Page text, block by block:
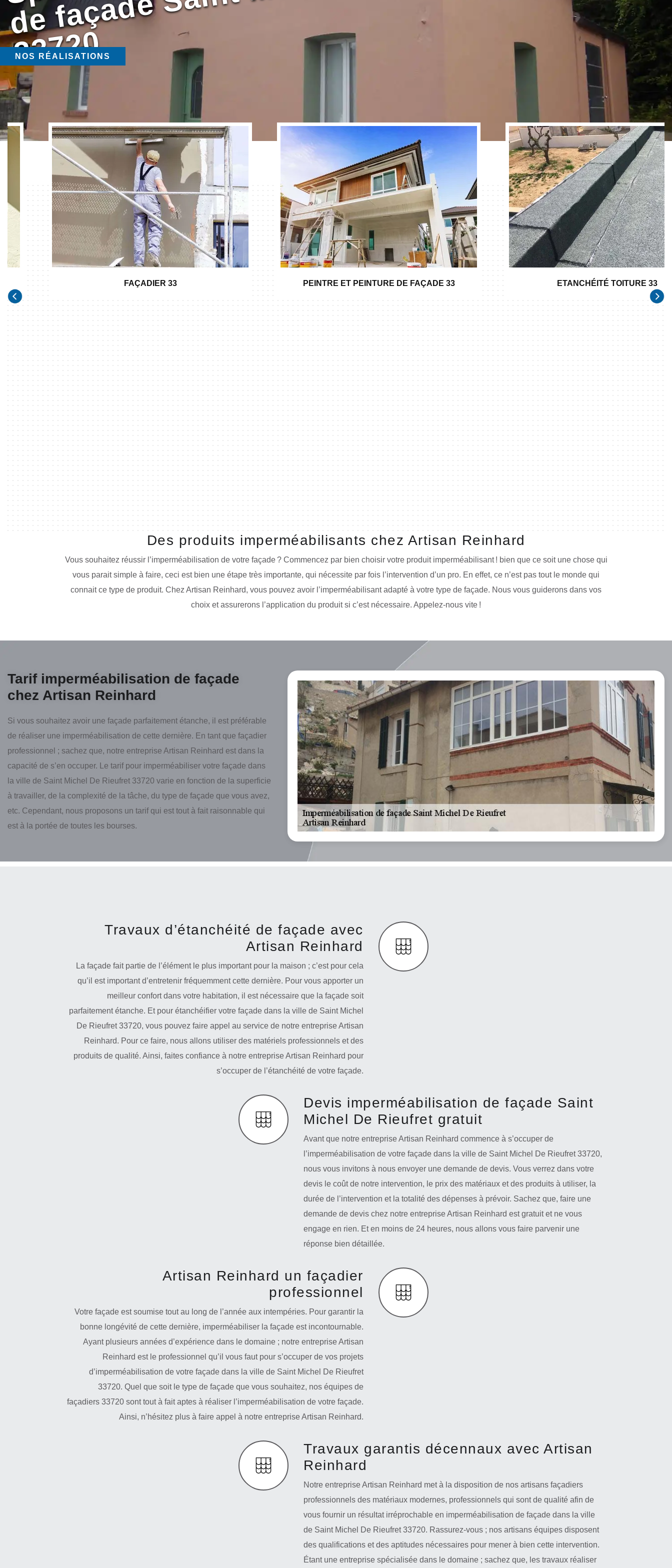
0
NOS RÉALISATIONS
FAÇADIER 33 PEINTRE ET PEINTURE DE FAÇADE 33 ETANCHÉITÉ TOITURE 33
Des produits imperméabilisants chez Artisan Reinhard
Vous souhaitez réussir l’imperméabilisation de votre façade ? Commencez par bien choisir votre produit imperméabilisant ! bien que ce soit une chose qui
vous parait simple à faire, ceci est bien une étape très importante, qui nécessite par fois l’intervention d’un pro. En effet, ce n’est pas tout le monde qui
connait ce type de produit. Chez Artisan Reinhard, vous pouvez avoir l’imperméabilisant adapté à votre type de façade. Nous vous guiderons dans vos
choix et assurerons l’application du produit si c’est nécessaire. Appelez-nous vite !
Tarif imperméabilisation de façade
chez Artisan Reinhard
Si vous souhaitez avoir une façade parfaitement étanche, il est préférable
de réaliser une imperméabilisation de cette dernière. En tant que façadier
professionnel ; sachez que, notre entreprise Artisan Reinhard est dans la
capacité de s’en occuper. Le tarif pour imperméabiliser votre façade dans
la ville de Saint Michel De Rieufret 33720 varie en fonction de la superficie
à travailler, de la complexité de la tâche, du type de façade que vous avez,
etc. Cependant, nous proposons un tarif qui est tout à fait raisonnable qui
est à la portée de toutes les bourses.
Travaux d’étanchéité de façade avec
Artisan Reinhard
La façade fait partie de l’élément le plus important pour la maison ; c’est pour cela
qu’il est important d’entretenir fréquemment cette dernière. Pour vous apporter un
meilleur confort dans votre habitation, il est nécessaire que la façade soit
parfaitement étanche. Et pour étanchéifier votre façade dans la ville de Saint Michel
De Rieufret 33720, vous pouvez faire appel au service de notre entreprise Artisan
Reinhard. Pour ce faire, nous allons utiliser des matériels professionnels et des
produits de qualité. Ainsi, faites confiance à notre entreprise Artisan Reinhard pour
s’occuper de l’étanchéité de votre façade.
Devis imperméabilisation de façade Saint
Michel De Rieufret gratuit
Avant que notre entreprise Artisan Reinhard commence à s’occuper de
l’imperméabilisation de votre façade dans la ville de Saint Michel De Rieufret 33720,
nous vous invitons à nous envoyer une demande de devis. Vous verrez dans votre
devis le coût de notre intervention, le prix des matériaux et des produits à utiliser, la
durée de l’intervention et la totalité des dépenses à prévoir. Sachez que, faire une
demande de devis chez notre entreprise Artisan Reinhard est gratuit et ne vous
engage en rien. Et en moins de 24 heures, nous allons vous faire parvenir une
réponse bien détaillée.
Artisan Reinhard un façadier
professionnel
Votre façade est soumise tout au long de l’année aux intempéries. Pour garantir la
bonne longévité de cette dernière, imperméabiliser la façade est incontournable.
Ayant plusieurs années d’expérience dans le domaine ; notre entreprise Artisan
Reinhard est le professionnel qu’il vous faut pour s’occuper de vos projets
d’imperméabilisation de votre façade dans la ville de Saint Michel De Rieufret
33720. Quel que soit le type de façade que vous souhaitez, nos équipes de
façadiers 33720 sont tout à fait aptes à réaliser l’imperméabilisation de votre façade.
Ainsi, n’hésitez plus à faire appel à notre entreprise Artisan Reinhard.
Travaux garantis décennaux avec Artisan
Reinhard
Notre entreprise Artisan Reinhard met à la disposition de nos artisans façadiers
professionnels des matériaux modernes, professionnels qui sont de qualité afin de
vous fournir un résultat irréprochable en imperméabilisation de façade dans la ville
de Saint Michel De Rieufret 33720. Rassurez-vous ; nos artisans équipes disposent
des qualifications et des aptitudes nécessaires pour mener à bien cette intervention.
Étant une entreprise spécialisée dans le domaine ; sachez que, les travaux réaliser